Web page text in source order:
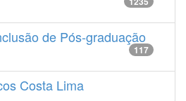
de Pós-graduação
117
Costa Lima